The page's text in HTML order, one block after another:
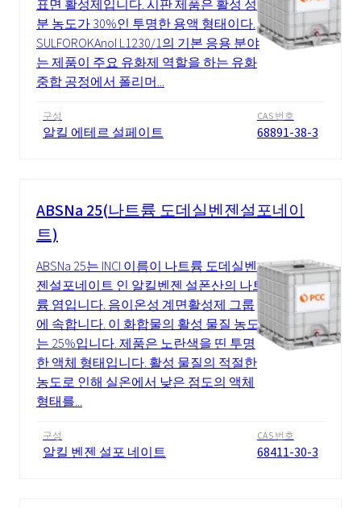
표면 활성제입니다. 시판 제품은 활성 성
분 농도가 30%인 투명한 용액 형태이다.
SULFOROKAnol L1230/1의 기본 응용 분야
는 제품이 주요 유화제 역할을 하는 유화
중합 공정에서 폴리머...
구성
알킬 에테르 설페이트
CAS 번호
68891-38-3
ABSNa 25(나트륨 도데실벤젠설포네이
트)
ABSNa 25는 INCI 이름이 나트륨 도데실벤
젠설포네이트 인 알킬벤젠 설폰산의 나트
륨 염입니다. 음이온성 계면활성제 그룹
에 속합니다. 이 화합물의 활성 물질 농도
는 25%입니다. 제품은 노란색을 띤 투명
한 액체 형태입니다. 활성 물질의 적절한
농도로 인해 실온에서 낮은 점도의 액체
형태를...
구성
알킬 벤젠 설포 네이트
CAS 번호
68411-30-3